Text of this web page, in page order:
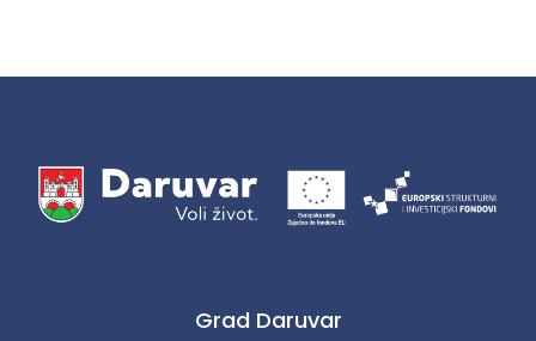
Grad Daruvar